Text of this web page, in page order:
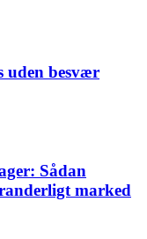
uden besvær
Sådan
marked